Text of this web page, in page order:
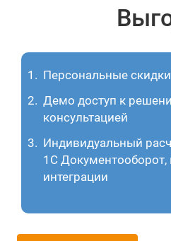
Персональные скидки
Демо доступ к
консультацией
Индивидуальный
1С Документооборот,
интеграции